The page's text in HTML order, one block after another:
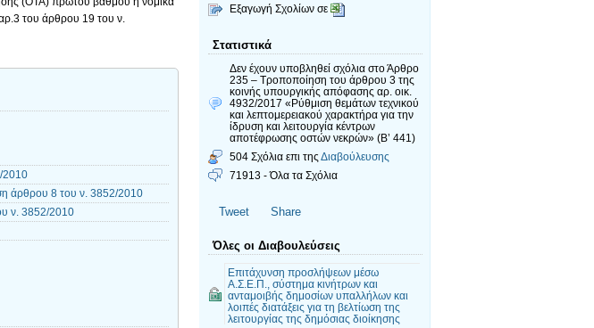
του άρθρου 19 του ν.
2010
άρθρου 8 του ν. 3852/2010
ν. 3852/2010
Εξαγωγή Σχολίων σε
Στατιστικά
Δεν έχουν υποβληθεί σχόλια στο Άρθρο
235 – Τροποποίηση του άρθρου 3 της
κοινής υπουργικής απόφασης αρ. οικ.
4932/2017 «Ρύθμιση θεμάτων τεχνικού
και λεπτομερειακού χαρακτήρα για την
ίδρυση και λειτουργία κέντρων
αποτέφρωσης οστών νεκρών» (Β’ 441)
504 Σχόλια επι της Διαβούλευσης
71913 - Όλα τα Σχόλια
Tweet Share
Όλες οι Διαβουλεύσεις
Επιτάχυνση προσλήψεων μέσω
Α.Σ.Ε.Π., σύστημα κινήτρων και
ανταμοιβής δημοσίων υπαλλήλων και
λοιπές διατάξεις για τη βελτίωση της
λειτουργίας της δημόσιας διοίκησης